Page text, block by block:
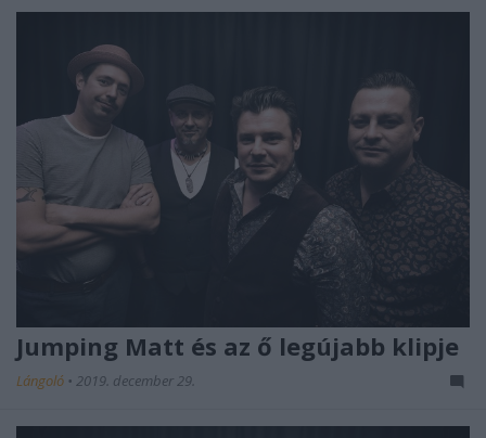
Jumping Matt és az ő legújabb klipje
Lángoló • 2019. december 29.